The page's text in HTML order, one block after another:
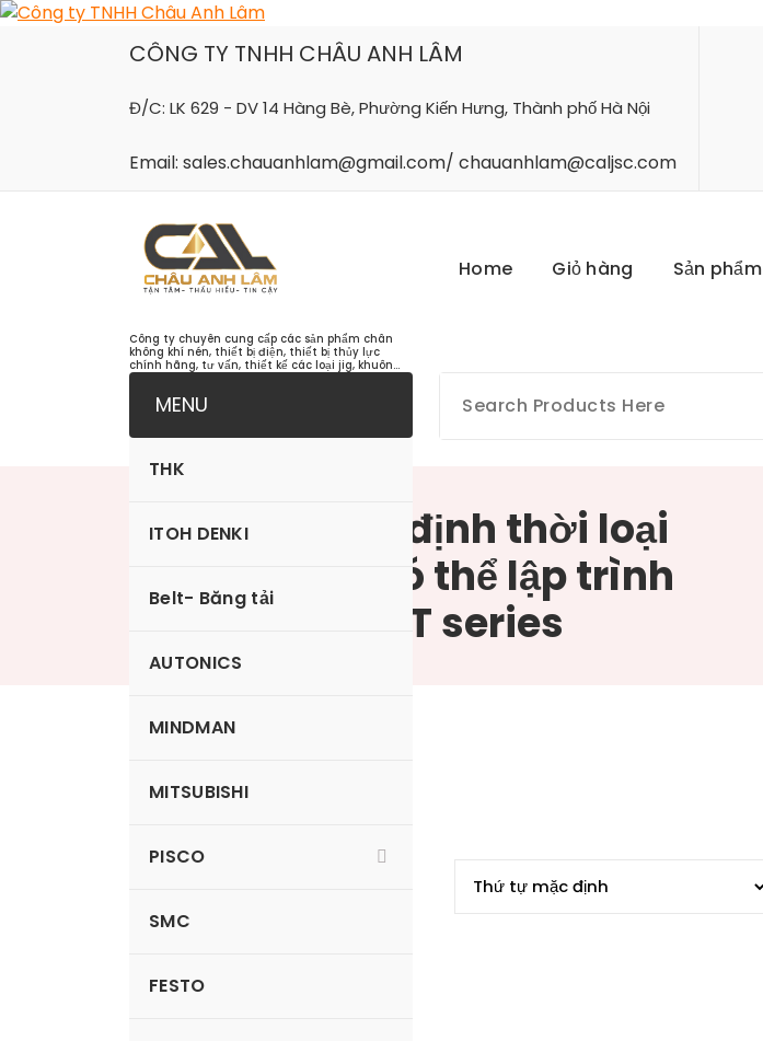
Skip
CÔNG TY TNHH CHÂU ANH LÂM
Đ/C: LK 629 - DV 14 Hàng Bè, Phường Kiến Hưng, Thành phố Hà Nội
Email: sales.chauanhlam@gmail.com/ chauanhlam@caljsc.com
Công ty chuyên cung cấp các sản phẩm chân
không khí nén, thiết bị điện, thiết bị thủy lực
chính hãng, tư vấn, thiết kế các loại jig, khuôn...
Home Giỏ hàng Sản phẩm
MENU
THK
ITOH DENKI
Belt- Băng tải
AUTONICS
MINDMAN
MITSUBISHI
PISCO
SMC
FESTO
Bộ đếm / bộ định thời loại
hiển thị số có thể lập trình
AUTONICS CT series
CT6M-2P4